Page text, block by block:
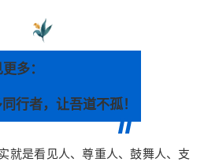
多：
行者，让吾道不孤！
就是看见人、尊重人、鼓舞人、支